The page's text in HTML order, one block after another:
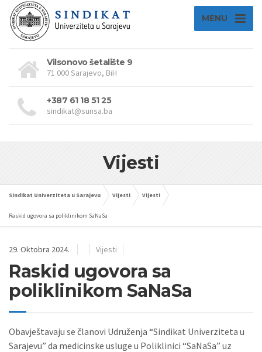
MENU
Vilsonovo šetalište 9
71 000 Sarajevo, BiH
+387 61 18 51 25
sindikat@sunsa.ba
Vijesti
Sindikat Univerziteta u Sarajevu Vijesti Vijesti
Raskid ugovora sa poliklinikom SaNaSa
29. Oktobra 2024. Vijesti
Raskid ugovora sa
poliklinikom SaNaSa
Obavještavaju se članovi Udruženja “Sindikat Univerziteta u
Sarajevu” da medicinske usluge u Poliklinici “SaNaSa” uz